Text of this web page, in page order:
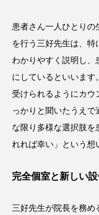
患者さん一人ひとりの
を行う三好先生は、特
わかりやすく説明し、
にしているといいます
受けられるようにカウ
っかりと聞いたうえ
な限り多様な選択肢を
れれば幸い」という想
完全個室と新しい
三好先生が院長を務め